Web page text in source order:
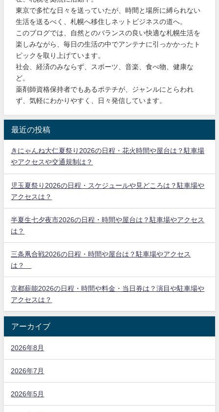
東京で多忙な日々を送っていたが、時間と場所に縛られない
生活を送るべく、札幌へ移住しネットビジネスの道へ。
このブログでは、自然とのバランスの良い快適な札幌生活を
楽しみながら、毎日の生活の中でアンテナに引っかかったト
ピックを取り上げています。
社会、経済のみならず、スポーツ、音楽、食べ物、健康な
ど。
薬剤師資格保持者でもあるポテチが、ジャンルにとらわれ
ず、気軽にわかりやすく、日々発信しています。
最近の投稿
きにゃんね大仁夏祭り2026の日程・花火時間や屋台は？駐車場
やアクセスや交通規制は？
児玉夏祭り2026の日程・スケジュールや見どころは？駐車場や
アクセスは？
半夏生七夕夜市2026の日程・時間や屋台は？駐車場やアクセス
は？
三条凧合戦2026の日程・時間や屋台は？駐車場やアクセス
は？
京都薪能2026の日程・時間や料金・当日券は？演目や駐車場や
アクセスは？
アーカイブ
2026年8月
2026年7月
2026年5月